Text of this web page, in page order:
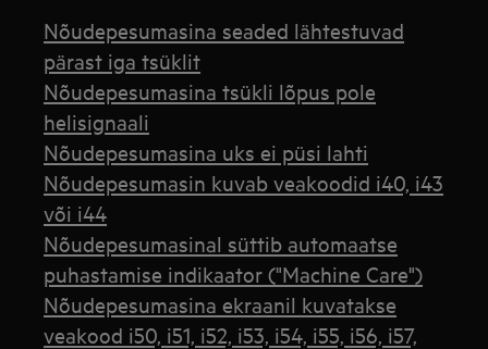
Nõudepesumasina seaded lähtestuvad
pärast iga tsüklit
Nõudepesumasina tsükli lõpus pole
helisignaali
Nõudepesumasina uks ei püsi lahti
Nõudepesumasin kuvab veakoodid i40, i43
või i44
Nõudepesumasinal süttib automaatse
puhastamise indikaator ("Machine Care")
Nõudepesumasina ekraanil kuvatakse
veakood i50, i51, i52, i53, i54, i55, i56, i57,